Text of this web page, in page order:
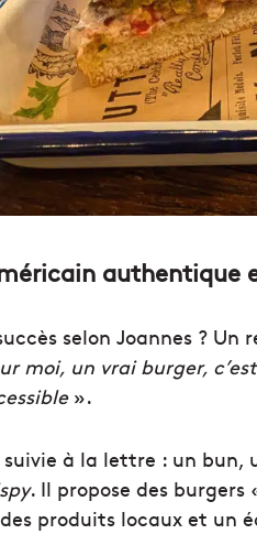
authentique
selon Joannes ? Un
moi, un vrai burger,
».
à la lettre : un bun,
. Il propose des burgers
produits locaux et un